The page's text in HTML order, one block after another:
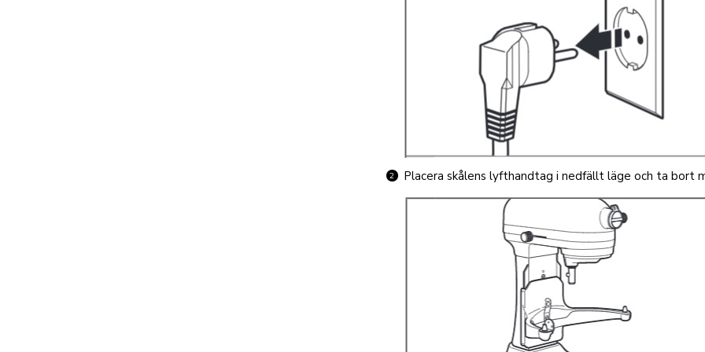
Placera skålens lyfthandtag i nedfällt läge och ta bort